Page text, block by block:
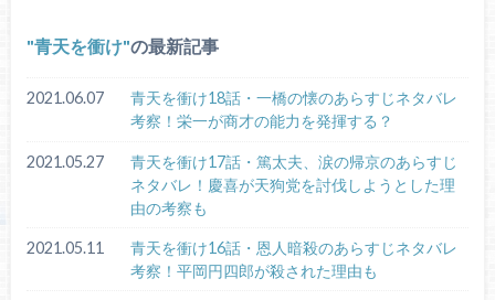
青天を衝け の最新記事
2021.06.07
青天を衝け18話・一橋の懐のあらすじネタバレ
考察！栄一が商才の能力を発揮する？
2021.05.27
青天を衝け17話・篤太夫、涙の帰京のあらすじ
ネタバレ！慶喜が天狗党を討伐しようとした理
由の考察も
2021.05.11
青天を衝け16話・恩人暗殺のあらすじネタバレ
考察！平岡円四郎が殺された理由も